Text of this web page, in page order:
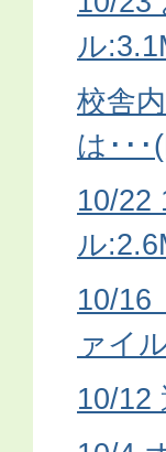
ル
校舎
は･･
10/22
ル
10/16
ァイ
10/12